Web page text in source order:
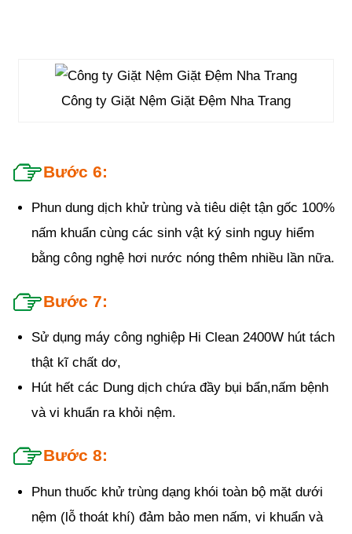
Công ty Giặt Nệm Giặt Đệm Nha Trang
Bước 6:
Phun dung dịch khử trùng và tiêu diệt tận gốc 100%
nấm khuẩn cùng các sinh vật ký sinh nguy hiểm
bằng công nghệ hơi nước nóng thêm nhiều lần nữa.
Bước 7:
Sử dụng máy công nghiệp Hi Clean 2400W hút tách
thật kĩ chất dơ,
Hút hết các Dung dịch chứa đầy bụi bẩn,nấm bệnh
và vi khuẩn ra khỏi nệm.
Bước 8:
Phun thuốc khử trùng dạng khói toàn bộ mặt dưới
nệm (lỗ thoát khí) đảm bảo men nấm, vi khuẩn và